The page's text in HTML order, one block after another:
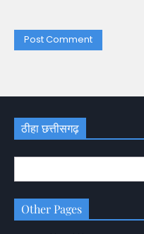
ठीहा छत्तीसगढ़
Other Pages